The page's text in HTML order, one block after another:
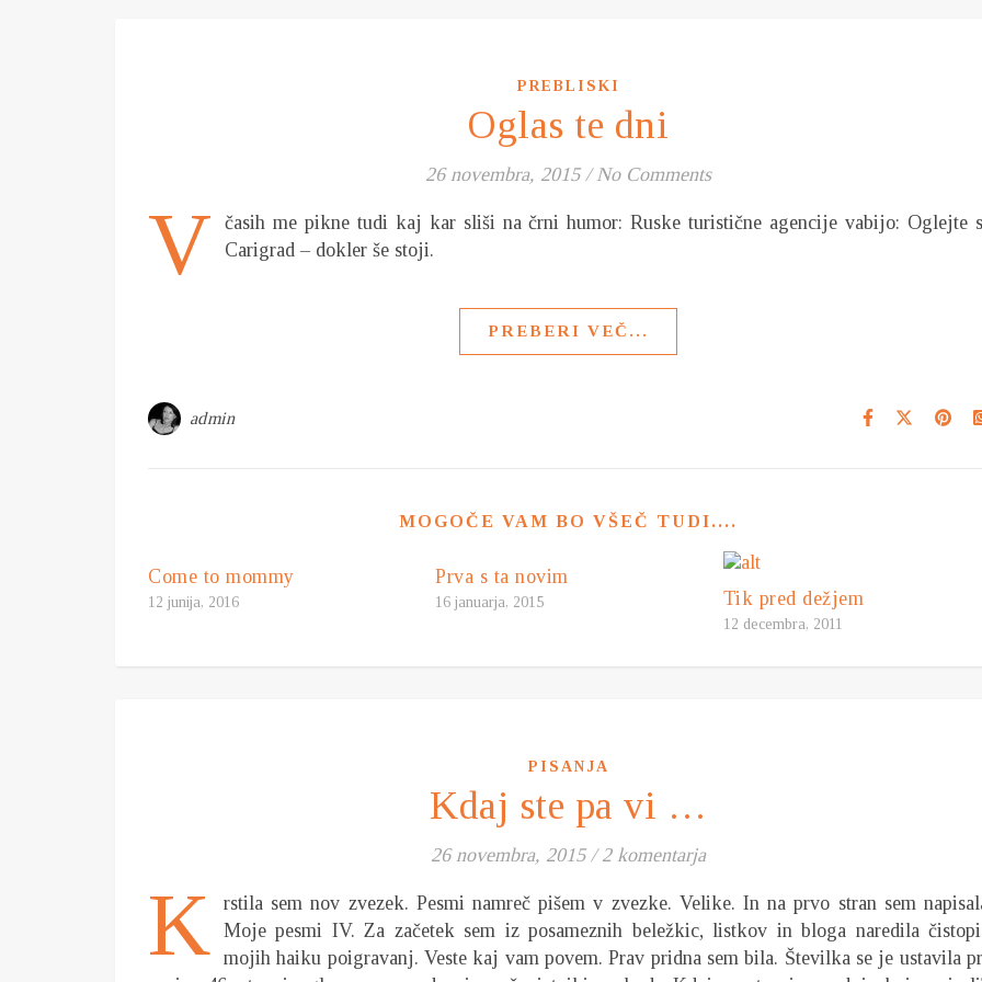
PREBLISKI
Oglas te dni
26 novembra, 2015 / No Comments
V
časih me pikne tudi kaj kar sliši na črni humor: Ruske turistične agencije vabijo: Oglejte
Carigrad – dokler še stoji.
PREBERI VEČ...
admin
MOGOČE VAM BO VŠEČ TUDI....
Come to mommy
12 junija, 2016
Prva s ta novim
16 januarja, 2015 Tik pred dežjem
12 decembra, 2011
PISANJA
Kdaj ste pa vi …
26 novembra, 2015 / 2 komentarja
K rstila sem nov zvezek. Pesmi namreč pišem v zvezke. Velike. In na prvo stran sem
Moje pesmi IV. Za začetek sem iz posameznih beležkic, listkov in bloga naredila
mojih haiku poigravanj. Veste kaj vam povem. Prav pridna sem bila. Številka se je ustavila